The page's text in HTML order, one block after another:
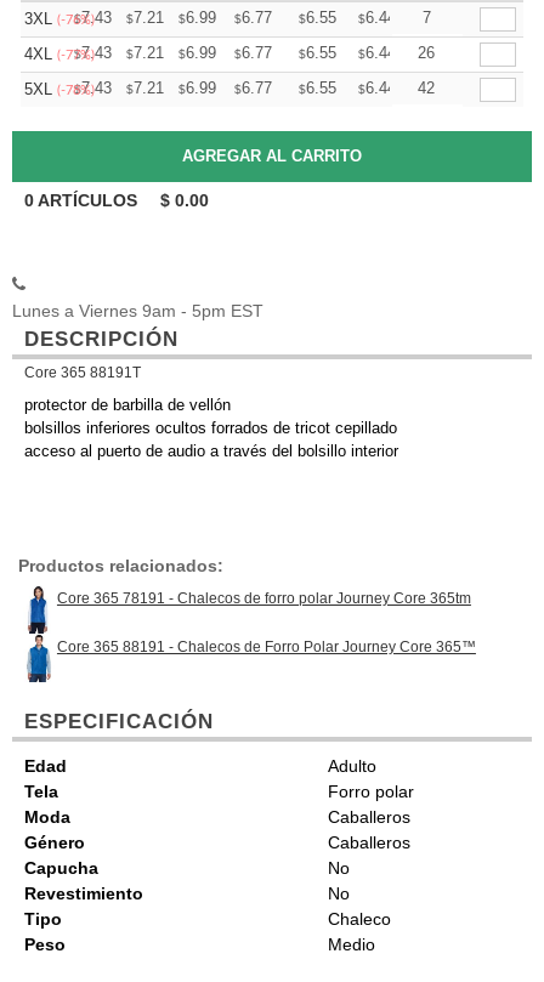
3XL (-76%)
$7.43 $7.21 $6.99 $6.77 $6.55 $6.44 +
7
4XL (-77%)
$7.43 $7.21 $6.99 $6.77 $6.55 $6.44 +
26
5XL (-78%)
$7.43 $7.21 $6.99 $6.77 $6.55 $6.44 +
42
0ARTÍCULOS $ 0.00
Lunes a Viernes 9am - 5pm EST
DESCRIPCIÓN
Core 365 88191T
protector de barbilla de vellón
bolsillos inferiores ocultos forrados de tricot cepillado
acceso al puerto de audio a través del bolsillo interior
Productos relacionados:
Core 365 78191 - Chalecos de forro polar Journey Core 365tm
Core 365 88191 - Chalecos de Forro Polar Journey Core 365™
ESPECIFICACIÓN
Edad
Adulto
Tela
Forro polar
Moda
Caballeros
Género
Caballeros
Capucha
No
Revestimiento
No
Tipo
Chaleco
Peso
Medio